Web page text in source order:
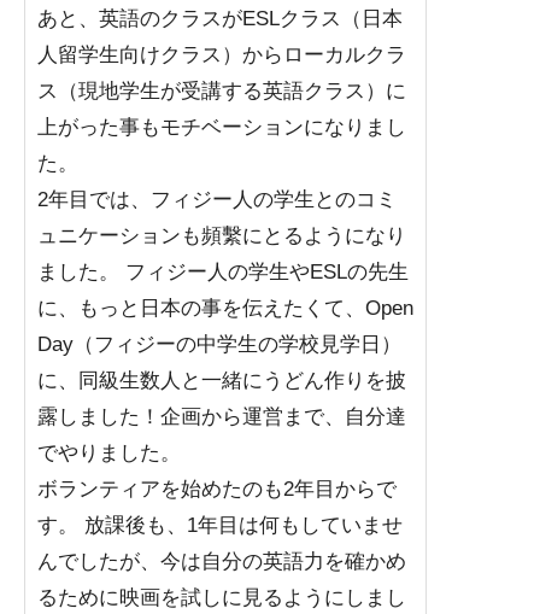
あと、英語のクラスがESLクラス（日本
人留学生向けクラス）からローカルクラ
ス（現地学生が受講する英語クラス）に
上がった事もモチベーションになりまし
た。
2年目では、フィジー人の学生とのコミ
ュニケーションも頻繫にとるようになり
ました。 フィジー人の学生やESLの先生
に、もっと日本の事を伝えたくて、Open
Day（フィジーの中学生の学校見学日）
に、同級生数人と一緒にうどん作りを披
露しました！企画から運営まで、自分達
でやりました。
ボランティアを始めたのも2年目からで
す。 放課後も、1年目は何もしていませ
んでしたが、今は自分の英語力を確かめ
るために映画を試しに見るようにしまし